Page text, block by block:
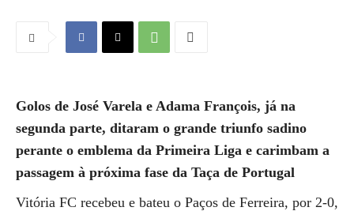
Golos de José Varela e Adama François, já na
segunda parte, ditaram o grande triunfo sadino
perante o emblema da Primeira Liga e carimbam a
passagem à próxima fase da Taça de Portugal
Vitória FC recebeu e bateu o Paços de Ferreira, por 2-0,